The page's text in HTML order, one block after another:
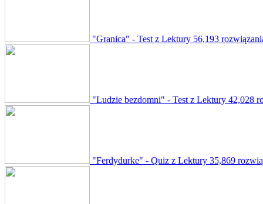
"Granica" - Test z Lektury 56,193
"Ludzie bezdomni" - Test z Lektury 42,028
"Ferdydurke" - Quiz z Lektury 35,869